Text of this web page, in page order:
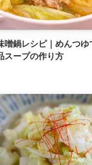
噌鍋レシピ｜めんつゆ
スープの作り方